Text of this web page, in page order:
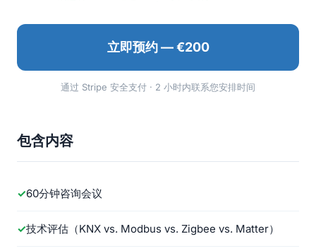
立即预约 — €200
通过 Stripe 安全支付 · 2 小时内联系您安排时间
包含内容
60分钟咨询会议
技术评估（KNX vs. Modbus vs. Zigbee vs. Matter）